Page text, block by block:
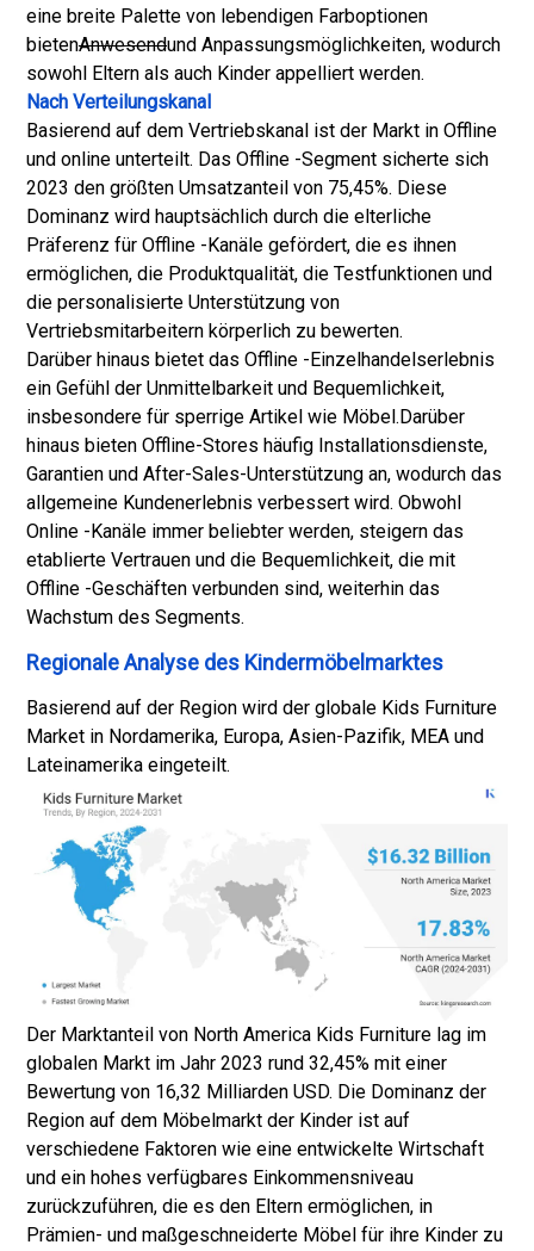
eine breite Palette von lebendigen Farboptionen
bietenAnwesendund Anpassungsmöglichkeiten, wodurch
sowohl Eltern als auch Kinder appelliert werden.
Nach Verteilungskanal
Basierend auf dem Vertriebskanal ist der Markt in Offline
und online unterteilt. Das Offline -Segment sicherte sich
2023 den größten Umsatzanteil von 75,45%. Diese
Dominanz wird hauptsächlich durch die elterliche
Präferenz für Offline -Kanäle gefördert, die es ihnen
ermöglichen, die Produktqualität, die Testfunktionen und
die personalisierte Unterstützung von
Vertriebsmitarbeitern körperlich zu bewerten.
Darüber hinaus bietet das Offline -Einzelhandelserlebnis
ein Gefühl der Unmittelbarkeit und Bequemlichkeit,
insbesondere für sperrige Artikel wie Möbel.Darüber
hinaus bieten Offline-Stores häufig Installationsdienste,
Garantien und After-Sales-Unterstützung an, wodurch das
allgemeine Kundenerlebnis verbessert wird. Obwohl
Online -Kanäle immer beliebter werden, steigern das
etablierte Vertrauen und die Bequemlichkeit, die mit
Offline -Geschäften verbunden sind, weiterhin das
Wachstum des Segments.
Regionale Analyse des Kindermöbelmarktes
Basierend auf der Region wird der globale Kids Furniture
Market in Nordamerika, Europa, Asien-Pazifik, MEA und
Lateinamerika eingeteilt.
Der Marktanteil von North America Kids Furniture lag im
globalen Markt im Jahr 2023 rund 32,45% mit einer
Bewertung von 16,32 Milliarden USD. Die Dominanz der
Region auf dem Möbelmarkt der Kinder ist auf
verschiedene Faktoren wie eine entwickelte Wirtschaft
und ein hohes verfügbares Einkommensniveau
zurückzuführen, die es den Eltern ermöglichen, in
Prämien- und maßgeschneiderte Möbel für ihre Kinder zu